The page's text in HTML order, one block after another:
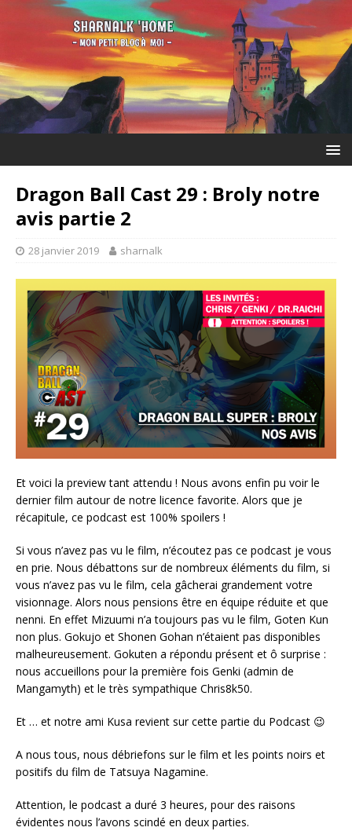
Dragon Ball Cast 29 : Broly notre
avis partie 2
28 janvier 2019 sharnalk
Et voici la preview tant attendu ! Nous avons enfin pu voir le
dernier film autour de notre licence favorite. Alors que je
récapitule, ce podcast est 100% spoilers !
Si vous n’avez pas vu le film, n’écoutez pas ce podcast je vous
en prie. Nous débattons sur de nombreux éléments du film, si
vous n’avez pas vu le film, cela gâcherai grandement votre
visionnage. Alors nous pensions être en équipe réduite et que
nenni. En effet Mizuumi n’a toujours pas vu le film, Goten Kun
non plus. Gokujo et Shonen Gohan n’étaient pas disponibles
malheureusement. Gokuten a répondu présent et ô surprise :
nous accueillons pour la première fois Genki (admin de
Mangamyth) et le très sympathique Chris8k50.
Et … et notre ami Kusa revient sur cette partie du Podcast 😉
A nous tous, nous débriefons sur le film et les points noirs et
positifs du film de Tatsuya Nagamine.
Attention, le podcast a duré 3 heures, pour des raisons
évidentes nous l’avons scindé en deux parties.